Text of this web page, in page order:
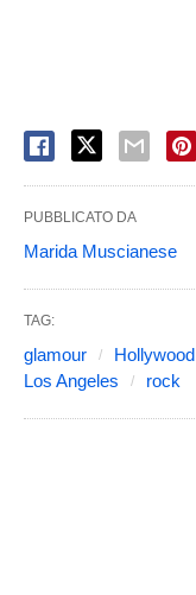
PUBBLICATO DA
Marida Muscianese
TAG:
glamour Hollywood
Los Angeles
rock